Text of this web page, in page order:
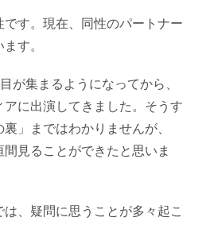
す。現在、同性のパートナー
す。
が集まるようになってから、
に出演してきました。そうす
」まではわかりませんが、
間見ることができたと思いま
、疑問に思うことが多々起こ